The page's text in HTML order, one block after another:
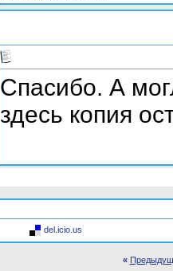
Спасибо. А
здесь копия
del.icio.us
«